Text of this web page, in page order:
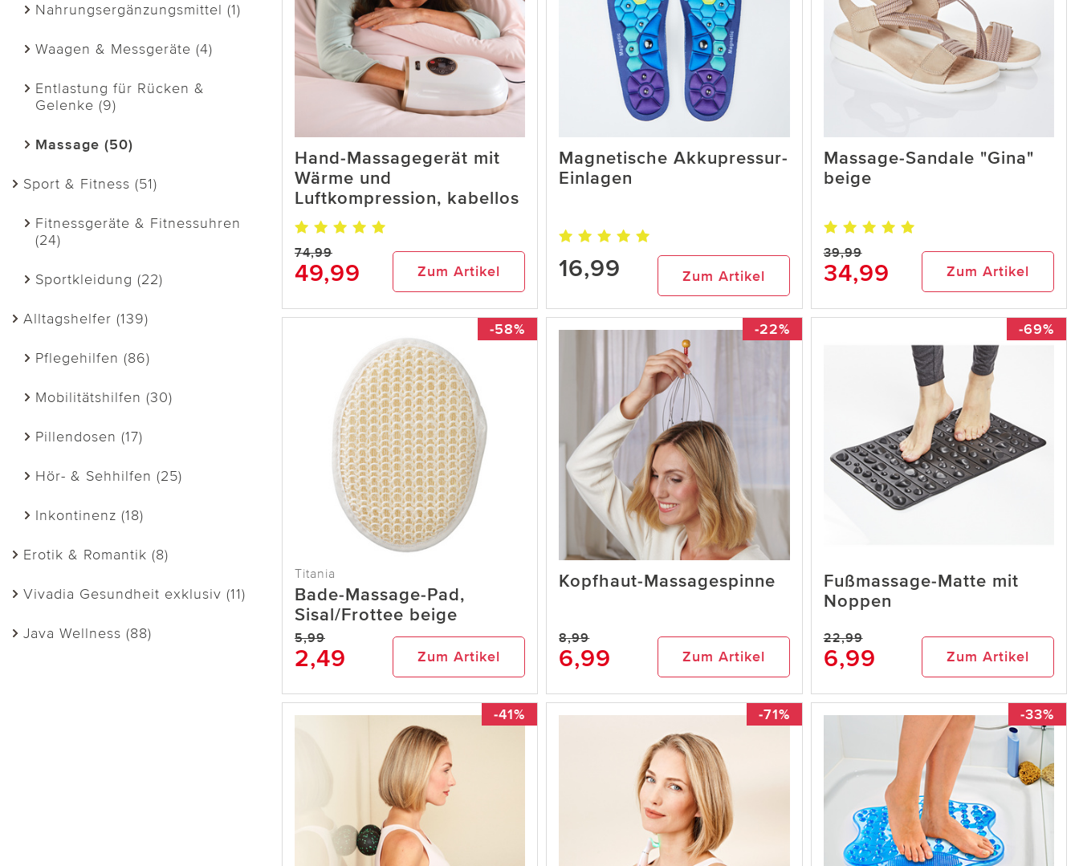
Nahrungsergänzungsmittel (1)
Waagen & Messgeräte (4)
Entlastung für Rücken &
Gelenke (9)
Massage (50)
Sport & Fitness (51)
Fitnessgeräte & Fitnessuhren
(24)
Sportkleidung (22)
Alltagshelfer (139)
Pflegehilfen (86)
Mobilitätshilfen (30)
Pillendosen (17)
Hör- & Sehhilfen (25)
Inkontinenz (18)
Erotik & Romantik (8)
Vivadia Gesundheit exklusiv (11)
Java Wellness (88)
Hand-Massagegerät mit
Wärme und
Luftkompression, kabellos
74,99
49,99 Zum Artikel
Magnetische Akkupressur-
Einlagen
16,99 Zum Artikel
Massage-Sandale "Gina"
beige
39,99
34,99 Zum Artikel
-58%
Titania
Bade-Massage-Pad,
Sisal/Frottee beige
5,99
2,49 Zum Artikel
-22%
Kopfhaut-Massagespinne
8,99
6,99 Zum Artikel
-69%
Fußmassage-Matte mit
Noppen
22,99
6,99 Zum Artikel
-41% -71% -33%